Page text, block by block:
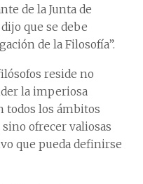
de la Junta de
que se debe
de la Filosofía”.
reside no
la imperiosa
todos los ámbitos
ofrecer valiosas
que pueda definirse